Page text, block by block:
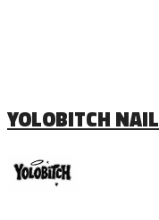
YOLOBITCH NAIL